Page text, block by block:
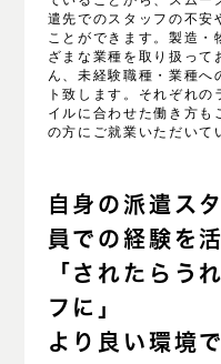
遣先でのスタッフの不安
ことができます。製造・
ざまな業種を取り扱って
ん、未経験職種・業種へ
ト致します。それぞれの
イルに合わせた働き方も
の方にご就業いただいて
自身の派遣ス
員での経験を
「されたらう
フに」
より良い環境